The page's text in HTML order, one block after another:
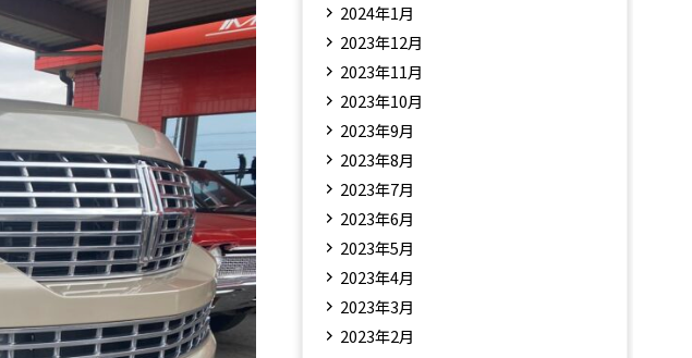
2024年1月
2023年12月
2023年11月
2023年10月
2023年9月
2023年8月
2023年7月
2023年6月
2023年5月
2023年4月
2023年3月
2023年2月